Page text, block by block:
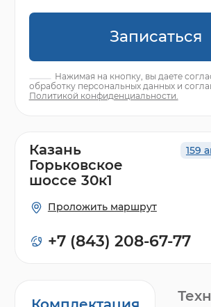
Записаться
Нажимая на кнопку, вы даете
обработку персональных данных и
Политикой конфиденциальности.
159
Казань
Горьковское
шоссе 30к1
Проложить маршрут
+7 (843) 208-67-77